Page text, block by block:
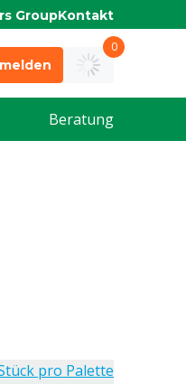
GroupKontakt
0
Beratung
pro Palette